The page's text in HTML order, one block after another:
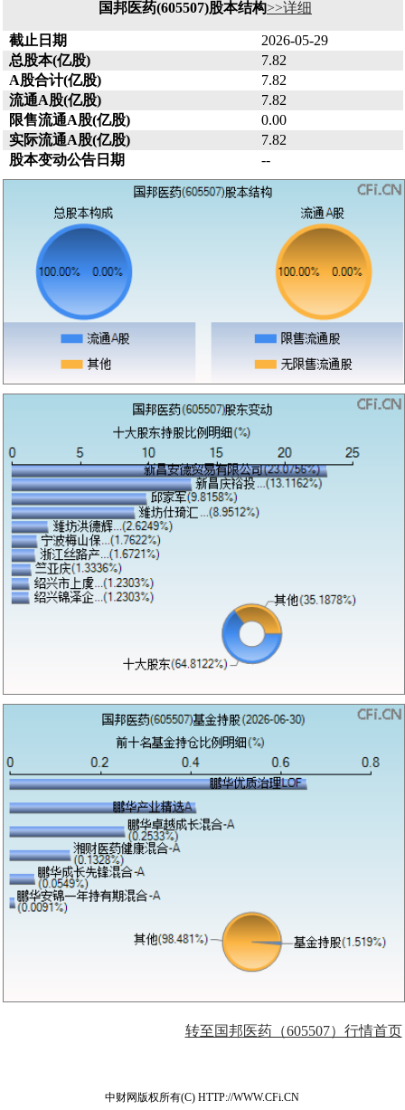
国邦医药(605507)股本结构>>详细
截止日期
2026-05-29
总股本(亿股)
7.82
A股合计(亿股)
7.82
流通A股(亿股)
7.82
限售流通A股(亿股)
0.00
实际流通A股(亿股)
7.82
股本变动公告日期
--
转至国邦医药（605507）行情首页
中财网版权所有(C) HTTP://WWW.CFi.CN